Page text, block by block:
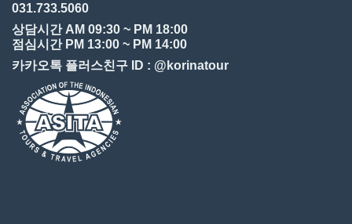
031.733.5060
상담시간 AM 09:30 ~ PM 18:00
점심시간 PM 13:00 ~ PM 14:00
카카오톡 플러스친구 ID : @korinatour